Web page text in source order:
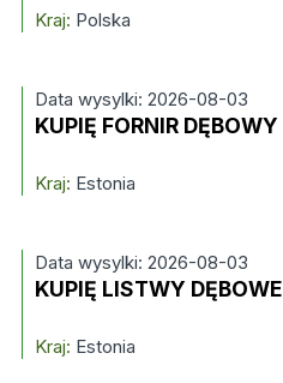
Kraj: Polska
Data wysylki: 2026-08-03
KUPIĘ FORNIR DĘBOWY
Kraj: Estonia
Data wysylki: 2026-08-03
KUPIĘ LISTWY DĘBOWE
Kraj: Estonia